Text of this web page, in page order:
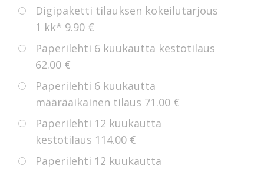
Digipaketti tilauksen kokeilutarjous
1 kk* 9.90 €
Paperilehti 6 kuukautta kestotilaus
62.00 €
Paperilehti 6 kuukautta
määräaikainen tilaus 71.00 €
Paperilehti 12 kuukautta
kestotilaus 114.00 €
Paperilehti 12 kuukautta